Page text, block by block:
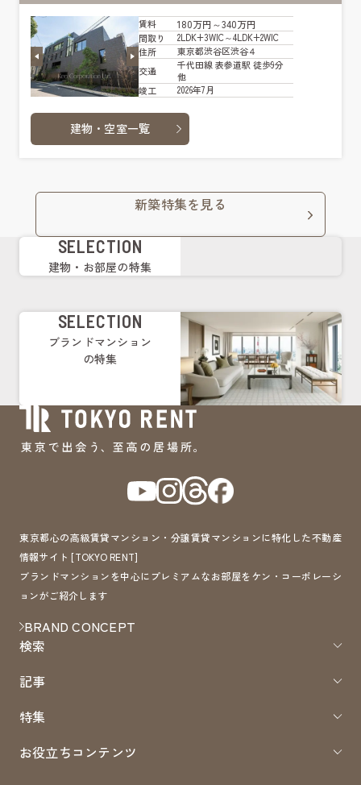
賃料 180万円～340万円
間取り
2LDK+3WIC～4LDK+2WIC
住所
東京都渋谷区渋谷４
交通
千代田線 表参道駅 徒歩9分
他
竣工
2026年7月
建物・空室一覧
新築特集を見る
SELECTION
建物・お部屋の特集
SELECTION
ブランドマンション
の特集
東京都心の高級賃貸マンション・分譲賃貸マンションに特化した不動産
情報サイト [TOKYO RENT]
ブランドマンションを中心にプレミアムなお部屋をケン・コーポレーシ
ョンがご紹介します
BRAND CONCEPT
検索
記事
特集
お役立ちコンテンツ